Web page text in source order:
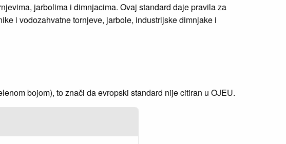
jarbolima i dimnjacima. Ovaj standard daje pravila za
i vodozahvatne tornjeve, jarbole, industrijske dimnjake i
bojom), to znači da evropski standard nije citiran u OJEU.